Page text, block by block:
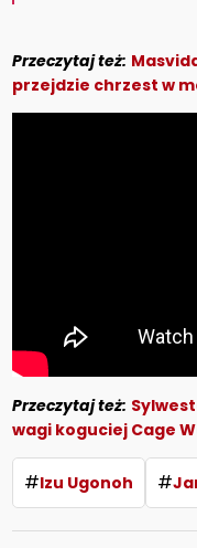
Przeczytaj też:
przejdzie chrzest w
Przeczytaj też:
wagi koguciej Cage
#Izu Ugonoh #